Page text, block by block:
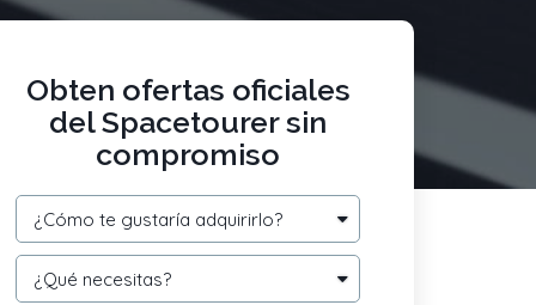
Obten ofertas oficiales
del Spacetourer sin
compromiso